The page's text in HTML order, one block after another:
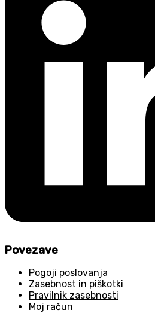
Povezave
Pogoji poslovanja
Zasebnost in piškotki
Pravilnik zasebnosti
Moj račun